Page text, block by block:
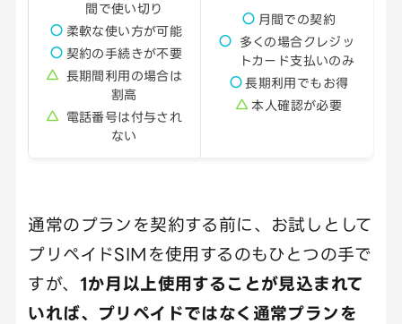
間で使い切り
柔軟な使い方が可能
契約の手続きが不要
長期間利用の場合は
割高
電話番号は付与され
ない
月間での契約
多くの場合クレジッ
トカード支払いのみ
長期利用でもお得
本人確認が必要
通常のプランを契約する前に、お試しとして
プリペイドSIMを使用するのもひとつの手で
すが、 1か月以上使用することが見込まれて
いれば、プリペイドではなく通常プランを